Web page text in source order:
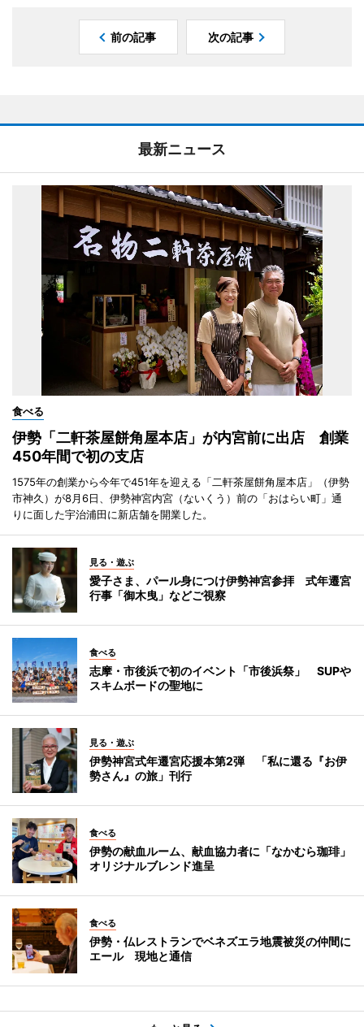
前の記事 次の記事
最新ニュース
食べる
伊勢「二軒茶屋餅角屋本店」が内宮前に出店 創業
450年間で初の支店
1575年の創業から今年で451年を迎える「二軒茶屋餅角屋本店」（伊勢
市神久）が8月6日、伊勢神宮内宮（ないくう）前の「おはらい町」通
りに面した宇治浦田に新店舗を開業した。
見る・遊ぶ
愛子さま、パール身につけ伊勢神宮参拝 式年遷宮
行事「御木曳」などご視察
食べる
志摩・市後浜で初のイベント「市後浜祭」 SUPや
スキムボードの聖地に
見る・遊ぶ
伊勢神宮式年遷宮応援本第2弾 「私に還る『お伊
勢さん』の旅」刊行
食べる
伊勢の献血ルーム、献血協力者に「なかむら珈琲」
オリジナルブレンド進呈
食べる
伊勢・仏レストランでベネズエラ地震被災の仲間に
エール 現地と通信